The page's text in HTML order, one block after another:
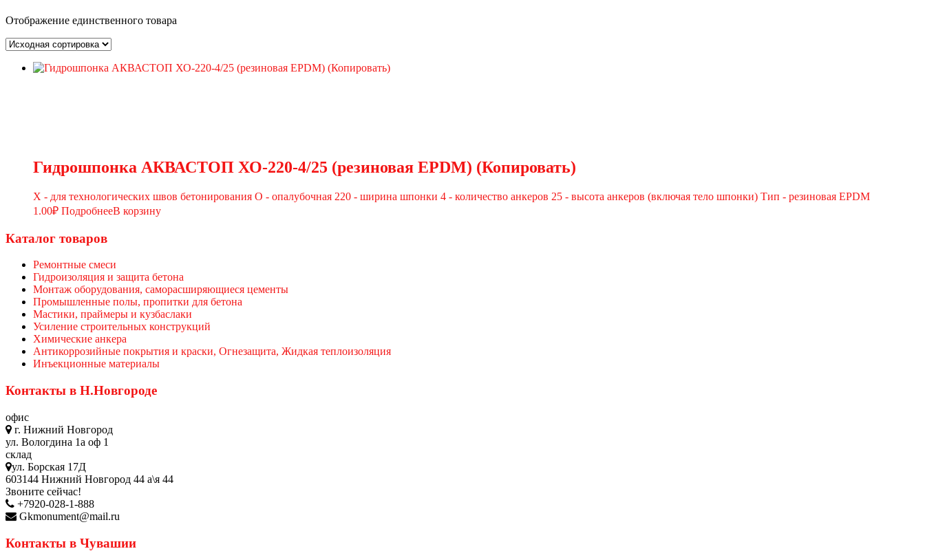
Отображение единственного товара
Гидрошпонка АКВАСТОП ХО-220-4/25 (резиновая EPDM) (Копировать)
Х - для технологических швов бетонирования О - опалубочная 220 - ширина шпонки 4 - количество анкеров 25 - высота анкеров (включая тело шпонки) Тип - резиновая EPDM
1.00₽ ПодробнееВ корзину
Каталог товаров
Ремонтные смеси
Гидроизоляция и защита бетона
Монтаж оборудования, саморасширяющиеся цементы
Промышленные полы, пропитки для бетона
Мастики, праймеры и кузбаслаки
Усиление строительных конструкций
Химические анкера
Антикоррозийные покрытия и краски, Огнезащита, Жидкая теплоизоляция
Инъекционные материалы
Контакты в Н.Новгороде
офис
г. Нижний Новгород
ул. Вологдина 1а оф 1
склад
ул. Борская 17Д
603144 Нижний Новгород 44 а\я 44
Звоните сейчас!
+7920-028-1-888
Gkmonument@mail.ru
Контакты в Чувашии